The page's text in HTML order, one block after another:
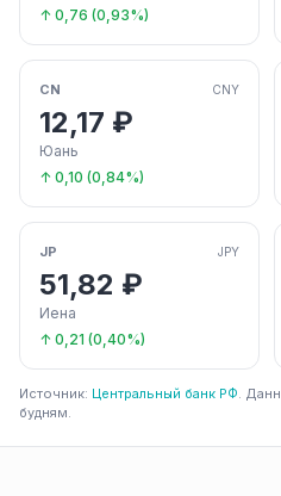
↑ 0,76 (0,93%)
CN CNY
12,17 ₽
Юань
↑ 0,10 (0,84%)
JP JPY
51,82 ₽
Иена
↑ 0,21 (0,40%)
Источник: Центральный банк РФ.
будням.